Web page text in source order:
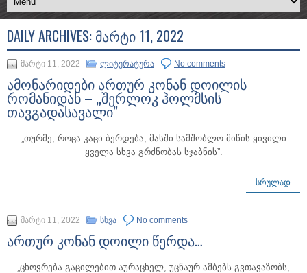
DAILY ARCHIVES: ᲛᲐᲠᲢᲘ 11, 2022
მარტი 11, 2022 ლიტერატურა No comments
ამონარიდები ართურ კონან დოილის
რომანიდან – „შერლოკ ჰოლმსის
თავგადასავალი”
„თურმე, როცა კაცი ბერდება, მასში სამშობლო მიწის ყივილი
ყველა სხვა გრძნობას სჯაბნის”.
ᲡᲠᲣᲚᲐᲓ
მარტი 11, 2022 სხვა No comments
ართურ კონან დოილი წერდა…
„ცხოვრება გაცილებით აურაცხელ, უცნაურ ამბებს გვთავაზობს,